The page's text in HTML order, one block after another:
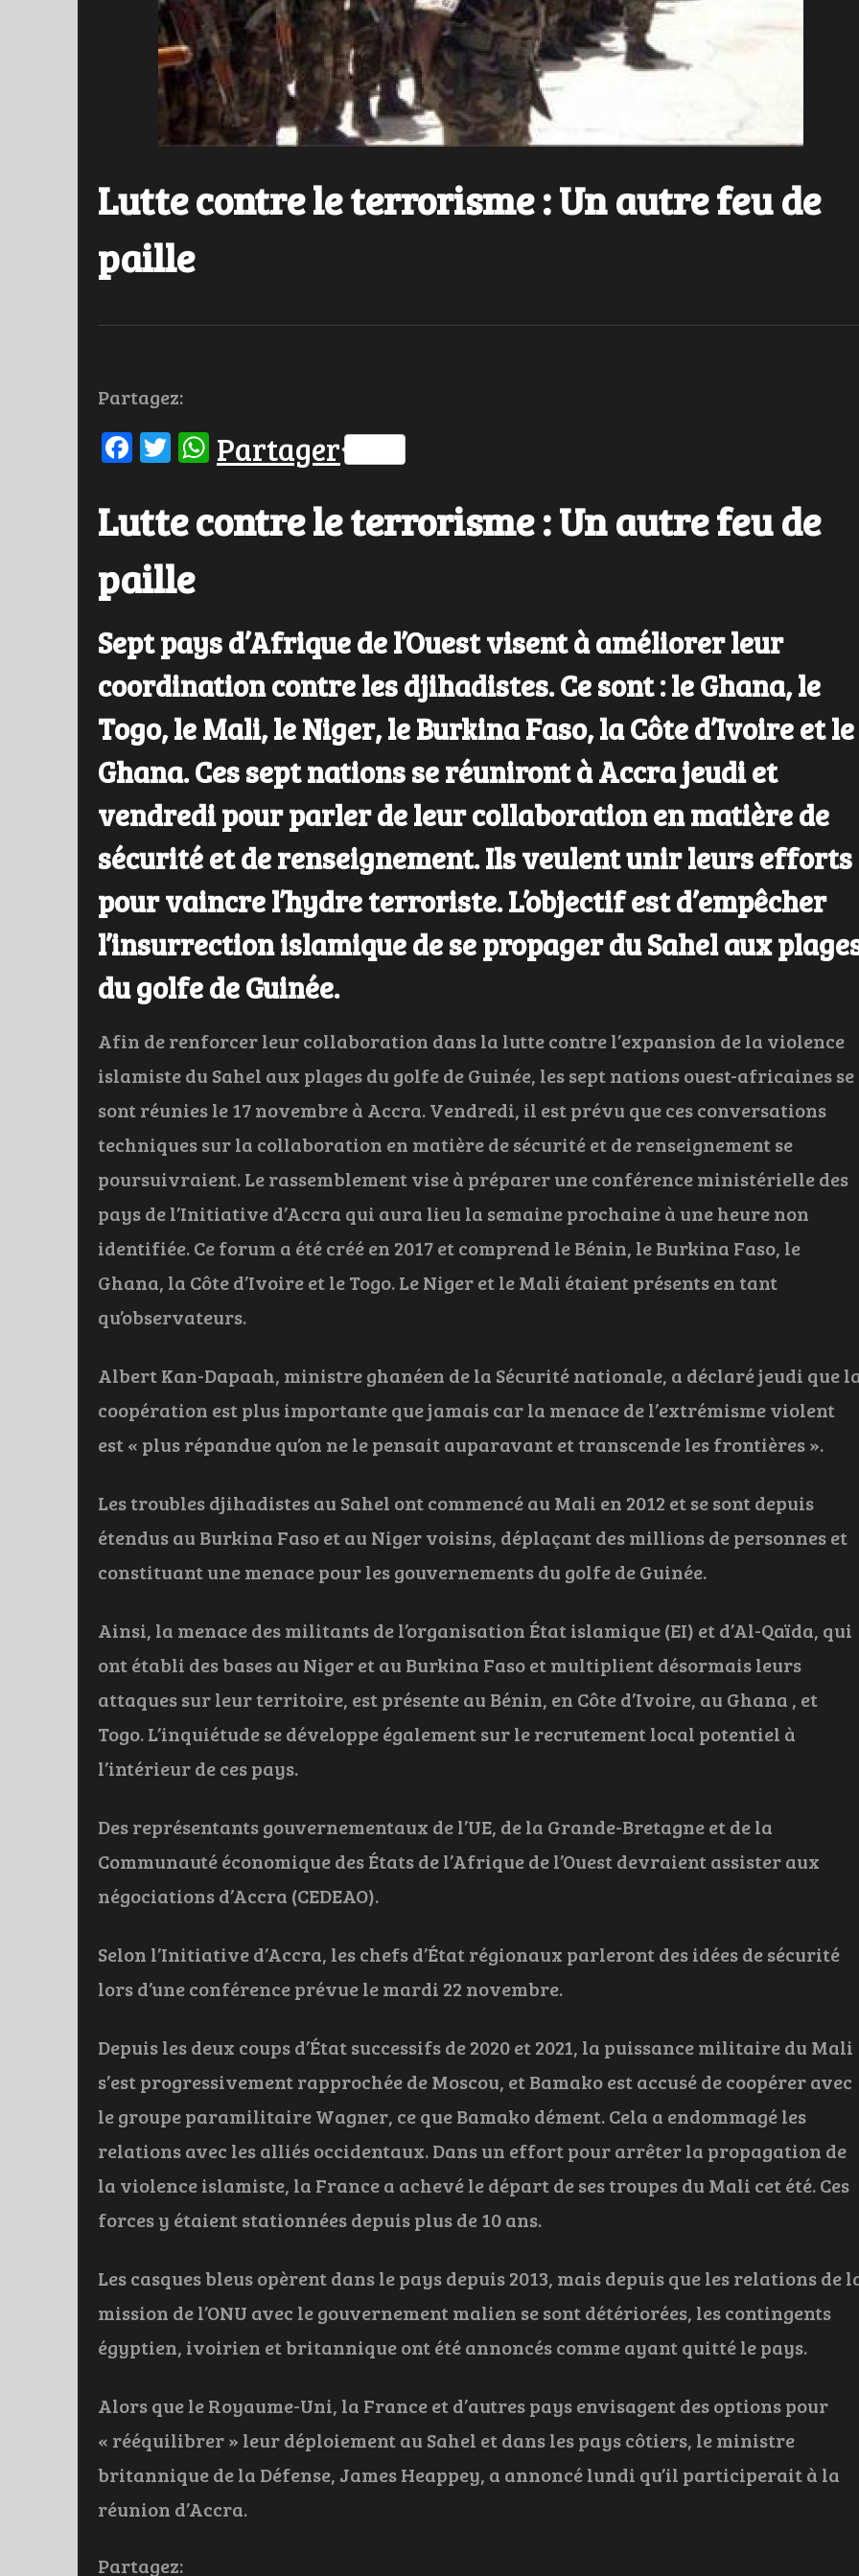
Lutte contre le terrorisme : Un autre feu de
paille
Partagez:
Facebook
Twitter
WhatsApp
Partager
Lutte contre le terrorisme : Un autre feu de
paille
Sept pays d’Afrique de l’Ouest visent à améliorer leur
coordination contre les djihadistes. Ce sont : le Ghana, le
Togo, le Mali, le Niger, le Burkina Faso, la Côte d’Ivoire et le
Ghana. Ces sept nations se réuniront à Accra jeudi et
vendredi pour parler de leur collaboration en matière de
sécurité et de renseignement. Ils veulent unir leurs efforts
pour vaincre l’hydre terroriste. L’objectif est d’empêcher
l’insurrection islamique de se propager du Sahel aux
du golfe de Guinée.
Afin de renforcer leur collaboration dans la lutte contre l’expansion de la violence
islamiste du Sahel aux plages du golfe de Guinée, les sept nations ouest-africaines se
sont réunies le 17 novembre à Accra. Vendredi, il est prévu que ces conversations
techniques sur la collaboration en matière de sécurité et de renseignement se
poursuivraient. Le rassemblement vise à préparer une conférence ministérielle des
pays de l’Initiative d’Accra qui aura lieu la semaine prochaine à une heure non
identifiée. Ce forum a été créé en 2017 et comprend le Bénin, le Burkina Faso, le
Ghana, la Côte d’Ivoire et le Togo. Le Niger et le Mali étaient présents en tant
qu’observateurs.
Albert Kan-Dapaah, ministre ghanéen de la Sécurité nationale, a déclaré jeudi que
coopération est plus importante que jamais car la menace de l’extrémisme violent
est « plus répandue qu’on ne le pensait auparavant et transcende les frontières ».
Les troubles djihadistes au Sahel ont commencé au Mali en 2012 et se sont depuis
étendus au Burkina Faso et au Niger voisins, déplaçant des millions de personnes et
constituant une menace pour les gouvernements du golfe de Guinée.
Ainsi, la menace des militants de l’organisation État islamique (EI) et d’Al-Qaïda, qui
ont établi des bases au Niger et au Burkina Faso et multiplient désormais leurs
attaques sur leur territoire, est présente au Bénin, en Côte d’Ivoire, au Ghana , et
Togo. L’inquiétude se développe également sur le recrutement local potentiel à
l’intérieur de ces pays.
Des représentants gouvernementaux de l’UE, de la Grande-Bretagne et de la
Communauté économique des États de l’Afrique de l’Ouest devraient assister aux
négociations d’Accra (CEDEAO).
Selon l’Initiative d’Accra, les chefs d’État régionaux parleront des idées de sécurité
lors d’une conférence prévue le mardi 22 novembre.
Depuis les deux coups d’État successifs de 2020 et 2021, la puissance militaire du Mali
s’est progressivement rapprochée de Moscou, et Bamako est accusé de coopérer avec
le groupe paramilitaire Wagner, ce que Bamako dément. Cela a endommagé les
relations avec les alliés occidentaux. Dans un effort pour arrêter la propagation de
la violence islamiste, la France a achevé le départ de ses troupes du Mali cet été. Ces
forces y étaient stationnées depuis plus de 10 ans.
Les casques bleus opèrent dans le pays depuis 2013, mais depuis que les relations de
mission de l’ONU avec le gouvernement malien se sont détériorées, les contingents
égyptien, ivoirien et britannique ont été annoncés comme ayant quitté le pays.
Alors que le Royaume-Uni, la France et d’autres pays envisagent des options pour
« rééquilibrer » leur déploiement au Sahel et dans les pays côtiers, le ministre
britannique de la Défense, James Heappey, a annoncé lundi qu’il participerait à la
réunion d’Accra.
Partagez: